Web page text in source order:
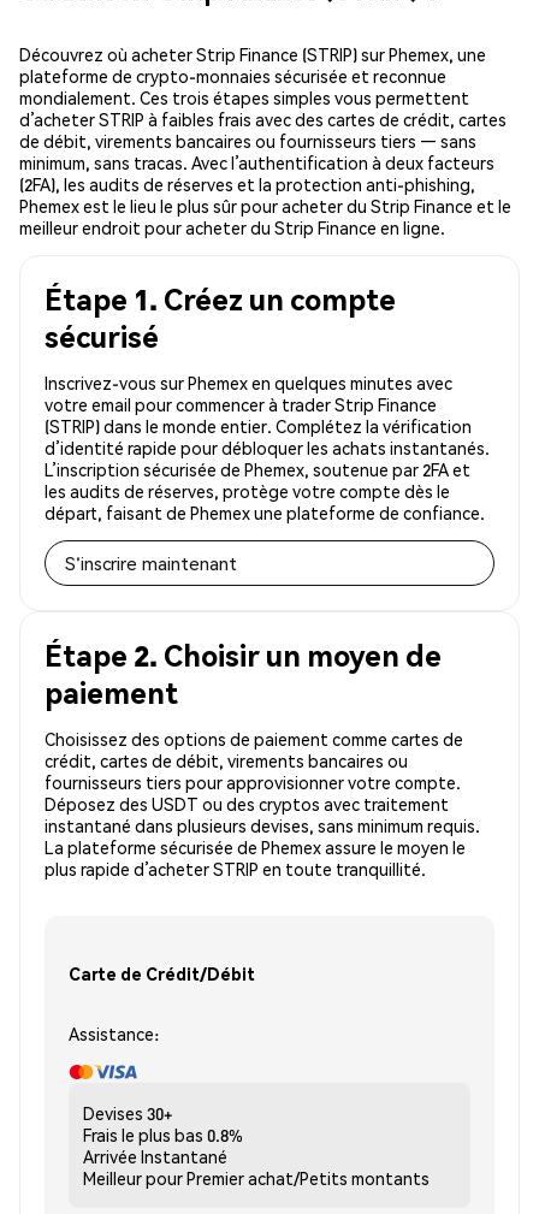
Découvrez où acheter Strip Finance (STRIP) sur Phemex, une
plateforme de crypto-monnaies sécurisée et reconnue
mondialement. Ces trois étapes simples vous permettent
d’acheter STRIP à faibles frais avec des cartes de crédit, cartes
de débit, virements bancaires ou fournisseurs tiers — sans
minimum, sans tracas. Avec l’authentification à deux facteurs
(2FA), les audits de réserves et la protection anti-phishing,
Phemex est le lieu le plus sûr pour acheter du Strip Finance et le
meilleur endroit pour acheter du Strip Finance en ligne.
Étape 1. Créez un compte
sécurisé
Inscrivez-vous sur Phemex en quelques minutes avec
votre email pour commencer à trader Strip Finance
(STRIP) dans le monde entier. Complétez la vérification
d’identité rapide pour débloquer les achats instantanés.
L’inscription sécurisée de Phemex, soutenue par 2FA et
les audits de réserves, protège votre compte dès le
départ, faisant de Phemex une plateforme de confiance.
S'inscrire maintenant
Étape 2. Choisir un moyen de
paiement
Choisissez des options de paiement comme cartes de
crédit, cartes de débit, virements bancaires ou
fournisseurs tiers pour approvisionner votre compte.
Déposez des USDT ou des cryptos avec traitement
instantané dans plusieurs devises, sans minimum requis.
La plateforme sécurisée de Phemex assure le moyen le
plus rapide d’acheter STRIP en toute tranquillité.
Carte de Crédit/Débit
Assistance:
Devises 30+
Frais le plus bas 0.8%
Arrivée Instantané
Meilleur pourPremier achat/Petits montants